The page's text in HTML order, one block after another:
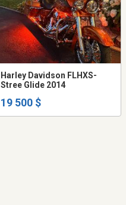
Harley Davidson FLHXS-
Stree Glide 2014
19 500 $